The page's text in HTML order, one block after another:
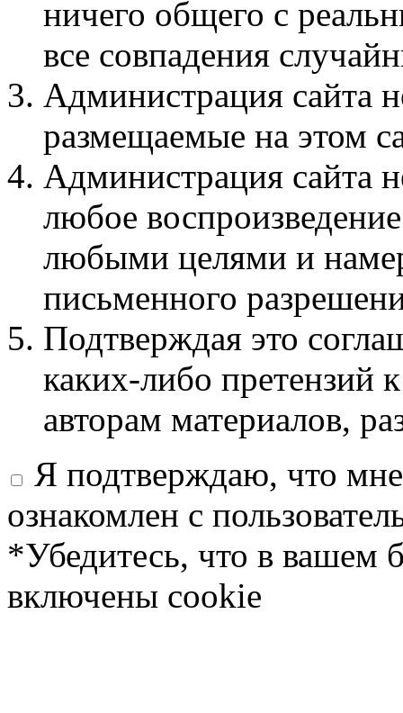
ничего общего с
все совпадения
Администрация сайта
размещаемые на этом
Администрация сайта
любое
любыми целями и
письменного
Подтверждая это
каких-либо претензий
авторам материалов,
Я подтверждаю, что
ознакомлен с
*Убедитесь, что в вашем
включены cookie